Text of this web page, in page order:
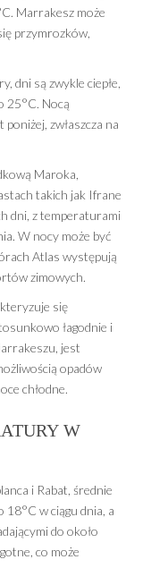
Marrakesz może
przymrozków,
dni są zwykle ciepłe,
25°C. Nocą
zwłaszcza na
Maroka,
takich jak Ifrane
dni, z temperaturami
W nocy może być
Atlas występują
zimowych.
się
łagodnie i
jest
opadów
chłodne.
W
i Rabat, średnie
w ciągu dnia, a
do około
co może